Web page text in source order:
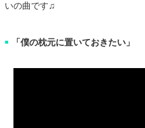
いの曲です♫
■ 「僕の枕元に置いておきたい」